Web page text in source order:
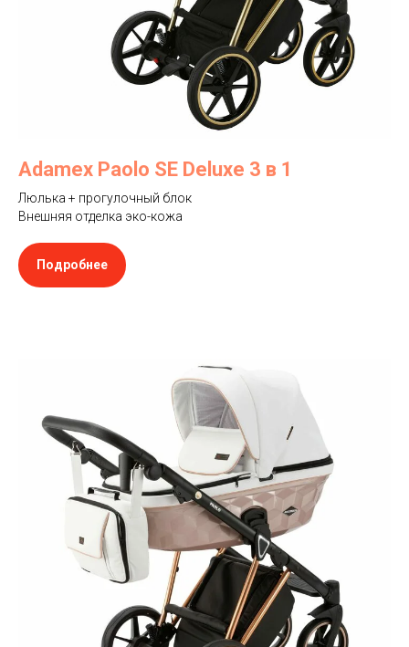
Adamex Paolo SE Deluxe 3 в 1
Люлька + прогулочный блок
Внешняя отделка эко-кожа
Подробнее